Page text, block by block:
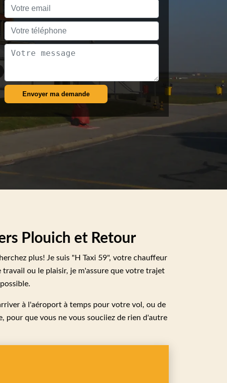
Plouich et Retour
plus! Je suis "H Taxi 59", votre chauffeur
ou le plaisir, je m'assure que votre trajet
à l'aéroport à temps pour votre vol, ou de
pour que vous ne vous souciiez de rien d'autre